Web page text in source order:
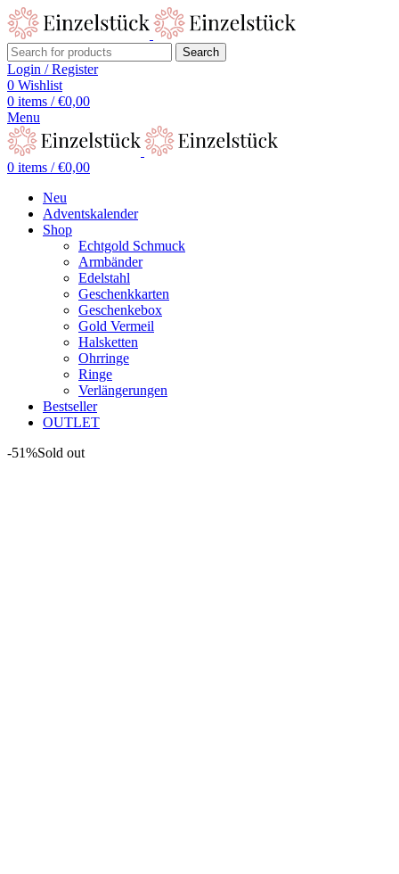
Search
Login / Register
0 Wishlist
0 items / €0,00
Menu
0 items / €0,00
Neu
Adventskalender
Shop
Echtgold Schmuck
Armbänder
Edelstahl
Geschenkkarten
Geschenkebox
Gold Vermeil
Halsketten
Ohrringe
Ringe
Verlängerungen
Bestseller
OUTLET
-51%Sold out